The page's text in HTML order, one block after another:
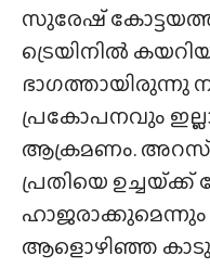
സുരേഷ് കോട്ടയത്ത്
ട്രെയിനിൽ
ഭാഗത്തായിരുന്നു
പ്രകോപനവും
ആക്രമണം.
പ്രതിയെ ഉച്ചയ്‌ക്ക്‌
ആളൊഴിഞ്ഞ